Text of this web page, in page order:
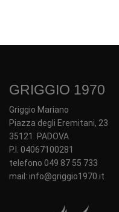
GRIGGIO 1970
Griggio Mariano
Piazza degli Eremitani, 23
35121 PADOVA
P.I. 04067100281
telefono 049 87 55 733
mail: info@griggio1970.it